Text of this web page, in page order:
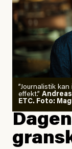
”Journalistik
effekt.”
ETC. Foto: